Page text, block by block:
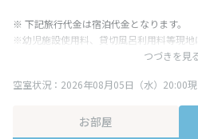
つづきを見
※ 下記旅行代金は宿泊代金となります。
※幼児施設使用料、貸切風呂利用料等現地
み表記となりますが、消費税増税に伴い
※表示されている旅行代金・プラン内容は
空室状況：2026年08月05日（水）20:00
お部屋